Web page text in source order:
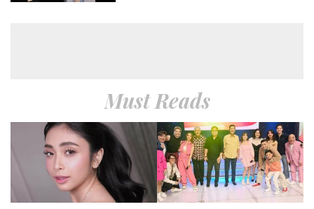
Must Reads